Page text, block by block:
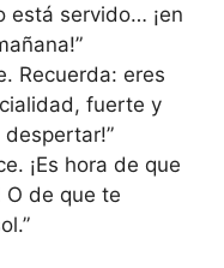
está servido… ¡en
Recuerda: eres
fuerte y
despertar!”
¡Es hora de que
de que te